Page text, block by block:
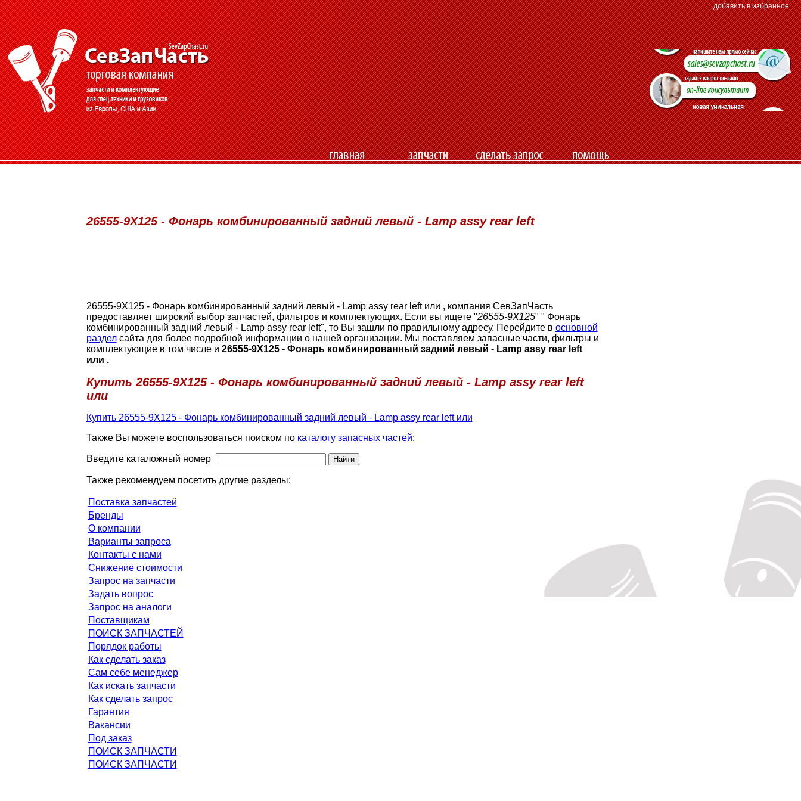
добавить в избранное
26555-9X125 - Фонарь комбинированный задний левый - Lamp assy rear left
26555-9X125 - Фонарь комбинированный задний левый - Lamp assy rear left или , компания СевЗапЧасть
предоставляет широкий выбор запчастей, фильтров и комплектующих. Если вы ищете "26555-9X125" " Фонарь
комбинированный задний левый - Lamp assy rear left", то Вы зашли по правильному адресу. Перейдите в основной
разделсайта для более подробной информации о нашей организации. Мы поставляем запасные части, фильтры и
комплектующие в том числе и 26555-9X125 - Фонарь комбинированный задний левый - Lamp assy rear left
или .
Купить 26555-9X125 - Фонарь комбинированный задний левый - Lamp assy rear left
или
Купить 26555-9X125 - Фонарь комбинированный задний левый - Lamp assy rear left или
Также Вы можете воспользоваться поиском по каталогу запасных частей:
Введите каталожный номер
Также рекомендуем посетить другие разделы:
Поставка запчастей
Бренды
О компании
Варианты запроса
Контакты с нами
Снижение стоимости
Запрос на запчасти
Задать вопрос
Запрос на аналоги
Поставщикам
ПОИСК ЗАПЧАСТЕЙ
Порядок работы
Как сделать заказ
Сам себе менеджер
Как искать запчасти
Как сделать запрос
Гарантия
Вакансии
Под заказ
ПОИСК ЗАПЧАСТИ
ПОИСК ЗАПЧАСТИ